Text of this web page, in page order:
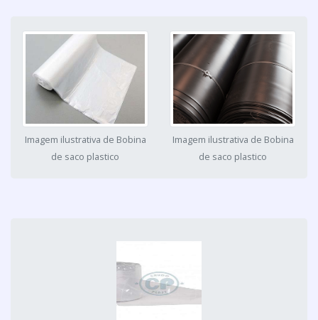
Imagem ilustrativa de Bobina
de saco plastico
Imagem ilustrativa de Bobina
de saco plastico